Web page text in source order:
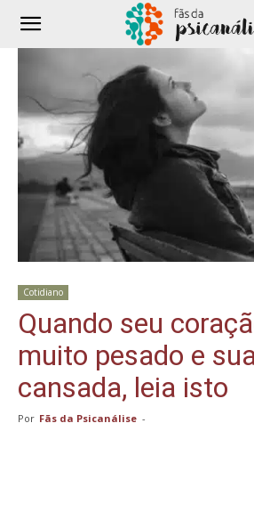
Cotidiano
Quando seu
muito pesado e
cansada, leia isto
Por Fãs da Psicanálise -